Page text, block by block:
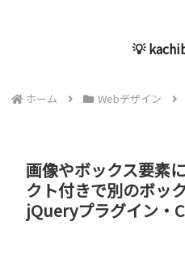
💡
ホーム Webデザイン
画像やボックス要素
クト付きで別のボッ
jQueryプラグイン